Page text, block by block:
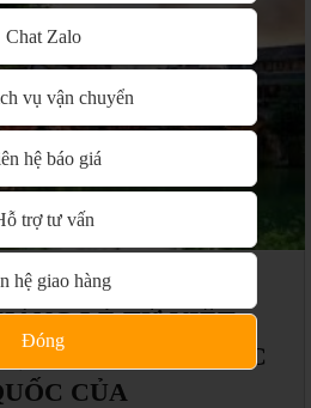
LẺ TỪ VIỆT
MÔN, TỈNH PHÚC
CỦA
Chat Zalo
vụ vận chuyển
hệ báo giá
trợ tư vấn
hệ giao hàng
Đóng